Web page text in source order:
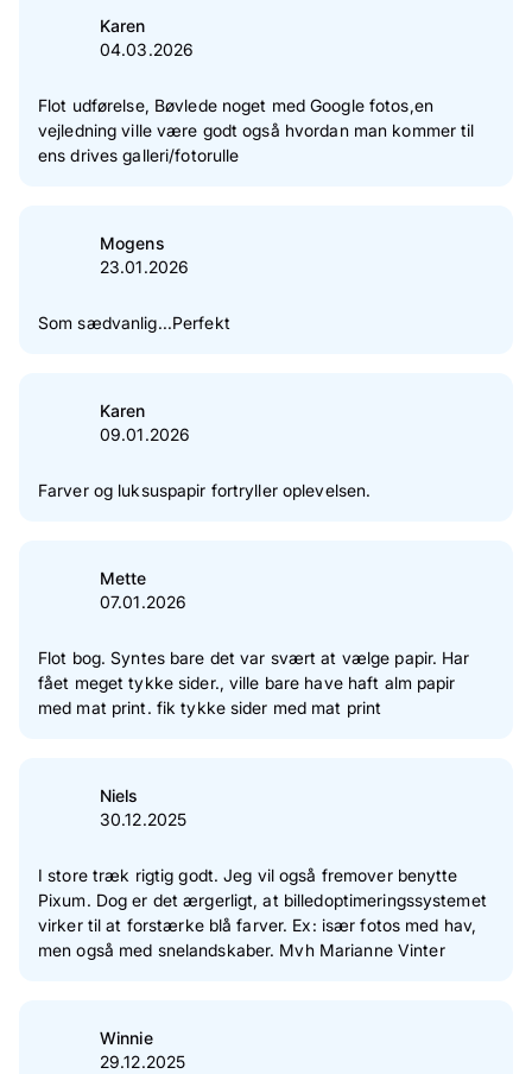
Karen
04.03.2026
Flot udførelse, Bøvlede noget med Google fotos,en
vejledning ville være godt også hvordan man kommer til
ens drives galleri/fotorulle
Mogens
23.01.2026
Som sædvanlig...Perfekt
Karen
09.01.2026
Farver og luksuspapir fortryller oplevelsen.
Mette
07.01.2026
Flot bog. Syntes bare det var svært at vælge papir. Har
fået meget tykke sider., ville bare have haft alm papir
med mat print. fik tykke sider med mat print
Niels
30.12.2025
I store træk rigtig godt. Jeg vil også fremover benytte
Pixum. Dog er det ærgerligt, at billedoptimeringssystemet
virker til at forstærke blå farver. Ex: især fotos med hav,
men også med snelandskaber. Mvh Marianne Vinter
Winnie
29.12.2025